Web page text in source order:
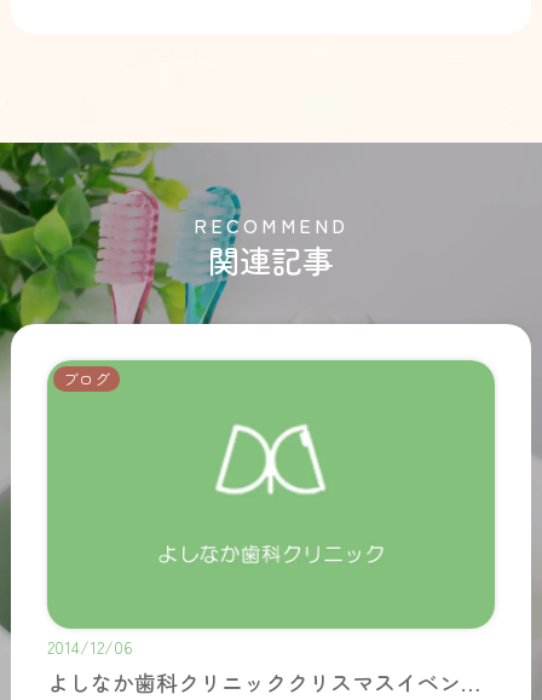
RECO M M E N D
関連記事
ブログ
2014/12/06
よしなか歯科クリニッククリスマスイベントのご案内